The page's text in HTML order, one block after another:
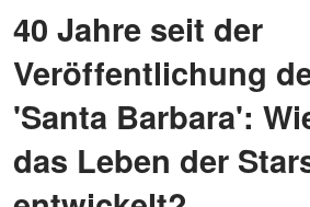
40 Jahre seit der
Veröffentlichung
'Santa Barbara':
das Leben der